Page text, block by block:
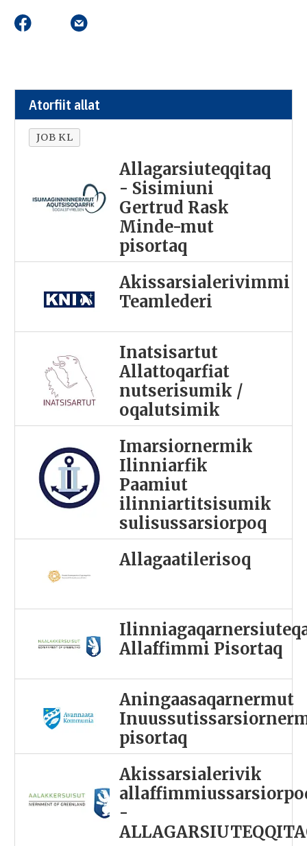
Atorfiit allat
JOB KL
Allagarsiuteqqitaq
- Sisimiuni
Gertrud Rask
Minde-mut
pisortaq
Akissarsialerivimmi
Teamlederi
Inatsisartut
Allattoqarfiat
nutserisumik /
oqalutsimik
Imarsiornermik
Ilinniarfik
Paamiut
ilinniartitsisumik
sulisussarsiorpoq
Allagaatilerisoq
Allaffimmi Pisortaq
Aningaasaqarnermut
pisortaq
Akissarsialerivik
-